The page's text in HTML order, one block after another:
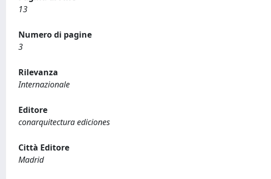
13
Numero di pagine
3
Rilevanza
Internazionale
Editore
conarquitectura ediciones
Città Editore
Madrid